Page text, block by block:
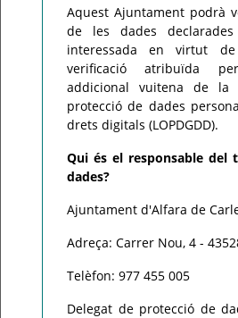
Aquest Ajuntament podrà
de les dades
interessada en virtut
verificació atribuïda
addicional vuitena de la
protecció de dades
drets digitals (LOPDGDD).
Qui és el responsable del
dades?
Ajuntament d'Alfara de
Adreça: Carrer Nou, 4 -
Telèfon: 977 455 005
Delegat de protecció de